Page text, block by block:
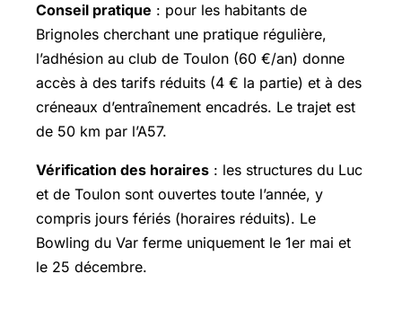
Conseil pratique : pour les habitants de
Brignoles cherchant une pratique régulière,
l’adhésion au club de Toulon (60 €/an) donne
accès à des tarifs réduits (4 € la partie) et à des
créneaux d’entraînement encadrés. Le trajet est
de 50 km par l’A57.
Vérification des horaires : les structures du Luc
et de Toulon sont ouvertes toute l’année, y
compris jours fériés (horaires réduits). Le
Bowling du Var ferme uniquement le 1er mai et
le 25 décembre.